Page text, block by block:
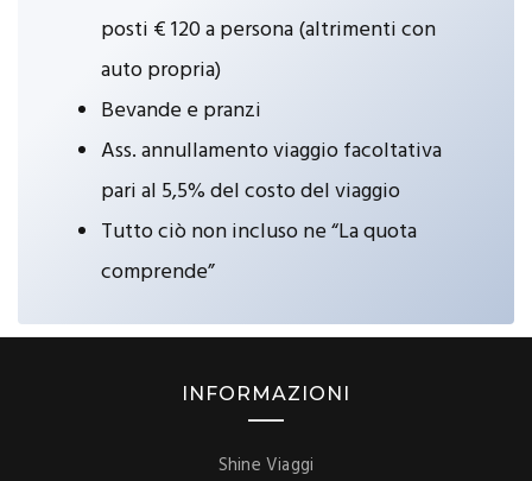
posti € 120 a persona (altrimenti con
auto propria)
Bevande e pranzi
Ass. annullamento viaggio facoltativa
pari al 5,5% del costo del viaggio
Tutto ciò non incluso ne “La quota
comprende”
INFORMAZIONI
Shine Viaggi